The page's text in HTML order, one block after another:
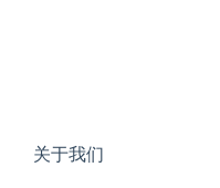
关于我们